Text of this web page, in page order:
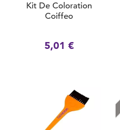
Kit De Coloration
Coiffeo
5,01 €